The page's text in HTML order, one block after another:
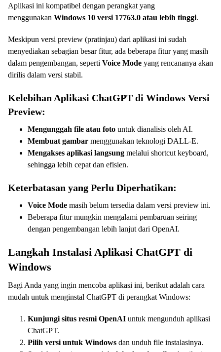
Aplikasi ini kompatibel dengan perangkat yang
menggunakan Windows 10 versi 17763.0 atau lebih tinggi.
Meskipun versi preview (pratinjau) dari aplikasi ini sudah
menyediakan sebagian besar fitur, ada beberapa fitur yang masih
dalam pengembangan, seperti Voice Mode yang rencananya akan
dirilis dalam versi stabil.
Kelebihan Aplikasi ChatGPT di Windows Versi
Preview:
Mengunggah file atau foto untuk dianalisis oleh AI.
Membuat gambar menggunakan teknologi DALL-E.
Mengakses aplikasi langsung melalui shortcut keyboard,
sehingga lebih cepat dan efisien.
Keterbatasan yang Perlu Diperhatikan:
Voice Mode masih belum tersedia dalam versi preview ini.
Beberapa fitur mungkin mengalami pembaruan seiring
dengan pengembangan lebih lanjut dari OpenAI.
Langkah Instalasi Aplikasi ChatGPT di
Windows
Bagi Anda yang ingin mencoba aplikasi ini, berikut adalah cara
mudah untuk menginstal ChatGPT di perangkat Windows:
Kunjungi situs resmi OpenAI untuk mengunduh aplikasi
ChatGPT.
Pilih versi untuk Windows dan unduh file instalasinya.